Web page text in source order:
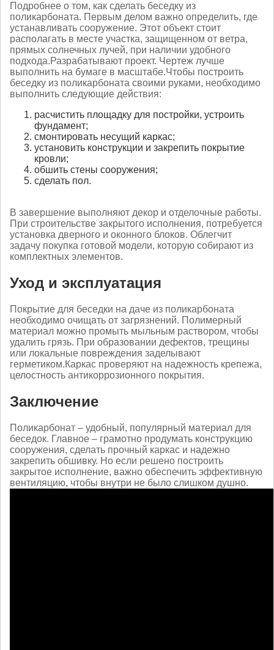
Подробнее о том, как сделать беседку из
поликарбоната. Первым делом важно определить, где
устанавливать сооружение. Этот объект стоит
располагать в месте участка, защищенном от ветра,
прямых солнечных лучей, при наличии удобного
подхода.Разрабатывают проект. Чертеж лучше
выполнить на бумаге в масштабе.Чтобы построить
беседку из поликарбоната своими руками, необходимо
выполнить следующие действия:
расчистить площадку для постройки, устроить
фундамент;
смонтировать несущий каркас;
установить конструкции и закрепить покрытие
кровли;
обшить стены сооружения;
сделать пол.
В завершение выполняют декор и отделочные работы.
При строительстве закрытого исполнения, потребуется
установка дверного и оконного блоков. Облегчит
задачу покупка готовой модели, которую собирают из
комплектных элементов.
Уход и эксплуатация
Покрытие для беседки на даче из поликарбоната
необходимо очищать от загрязнений. Полимерный
материал можно промыть мыльным раствором, чтобы
удалить грязь. При образовании дефектов, трещины
или локальные повреждения заделывают
герметиком.Каркас проверяют на надежность крепежа,
целостность антикоррозионного покрытия.
Заключение
Поликарбонат – удобный, популярный материал для
беседок. Главное – грамотно продумать конструкцию
сооружения, сделать прочный каркас и надежно
закрепить обшивку. Но если решено построить
закрытое исполнение, важно обеспечить эффективную
вентиляцию, чтобы внутри не было слишком душно.